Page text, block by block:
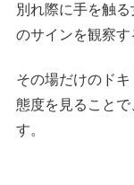
別れ際に手を触
のサインを観察す
その場だけのド
態度を見ること
す。